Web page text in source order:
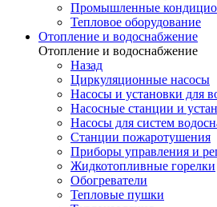
Промышленные
Тепловое оборудование
Отопление и водоснабжение
Отопление и водоснабжение
Назад
Циркуляционные насосы
Насосы и установки для
Насосные станции и
Насосы для систем
Станции пожаротушения
Приборы управления и
Жидкотопливные горелки
Обогреватели
Тепловые пушки